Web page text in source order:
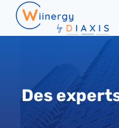
Aller
contenu
Des